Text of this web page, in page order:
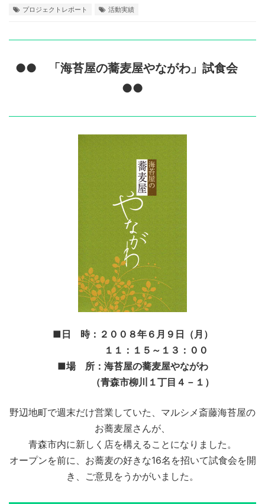
プロジェクトレポート 活動実績
●● 「海苔屋の蕎麦屋やながわ」試食会
●●
■日 時：２００８年６月９日（月）
１１：１５～１３：００
■場 所：海苔屋の蕎麦屋やながわ
（青森市柳川１丁目４－１）
野辺地町で週末だけ営業していた、マルシメ斎藤海苔屋の
お蕎麦屋さんが、
青森市内に新しく店を構えることになりました。
オープンを前に、お蕎麦の好きな16名を招いて試食会を開
き、ご意見をうかがいました。